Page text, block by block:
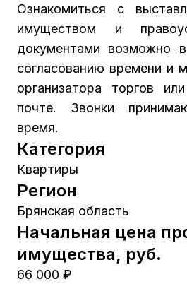
Ознакомиться с
имуществом и
документами возможно
согласованию времени и
организатора торгов
почте. Звонки
время.
Категория
Квартиры
Регион
Брянская область
Начальная цена
имущества, руб.
66 000 ₽